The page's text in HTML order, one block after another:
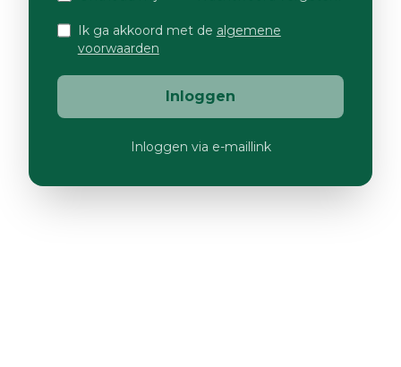
Ik ga akkoord met de algemene
voorwaarden
Inloggen
Inloggen via e-maillink